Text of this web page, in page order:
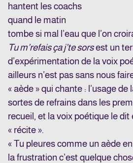
hantent les coachs
quand le matin
tombe si mal l’eau que l’on
Tu m’refais ça j’te sorsest un
d’expérimentation de la voix
ailleurs n’est pas sans nous
« aède » qui chante : l’usage
sortes de refrains dans les
recueil, et la voix poétique le
« récite ».
« Tu pleures comme un aède
la frustration c’est quelque